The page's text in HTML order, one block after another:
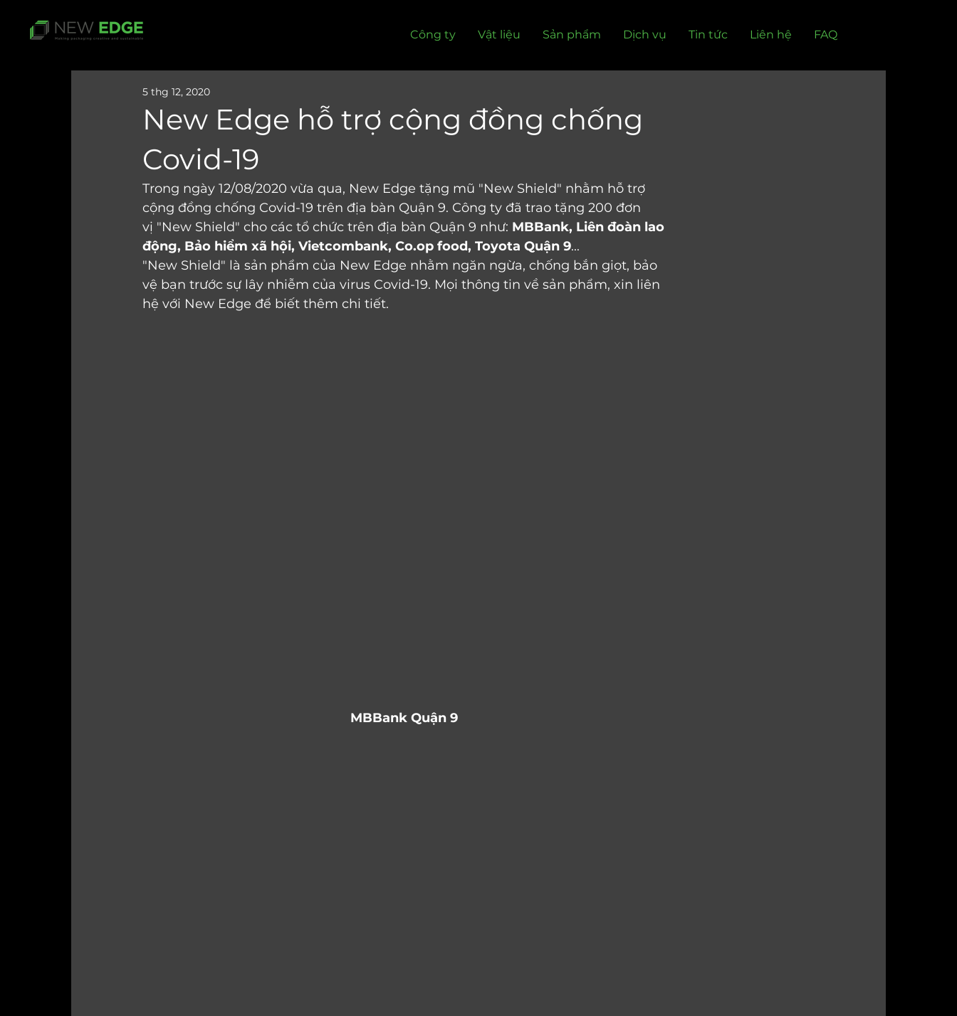
Công ty Vật liệu Sản phẩm Dịch vụ Tin tức Liên hệ FAQ
New Edge hỗ trợ cộng đồng chống
Covid-19
5 thg 12, 2020
Trong ngày 12/08/2020 vừa qua, New Edge tặng mũ "New Shield" nhằm hỗ trợ
cộng đồng chống Covid-19 trên địa bàn Quận 9. Công ty đã trao tặng 200 đơn
vị "New Shield" cho các tổ chức trên địa bàn Quận 9 như: MBBank, Liên đoàn lao
động, Bảo hiểm xã hội, Vietcombank, Co.op food, Toyota Quận 9...
"New Shield" là sản phẩm của New Edge nhằm ngăn ngừa, chống bắn giọt, bảo
vệ bạn trước sự lây nhiễm của virus Covid-19. Mọi thông tin về sản phẩm, xin liên
hệ với New Edge để biết thêm chi tiết.
MBBank Quận 9